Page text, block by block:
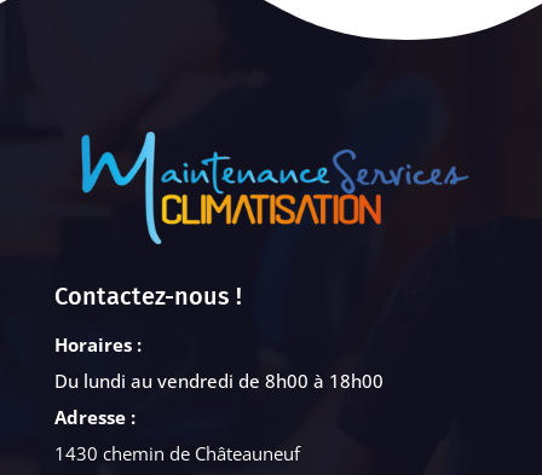
Contactez-nous !
Horaires :
Du lundi au vendredi de 8h00 à 18h00
Adresse :
1430 chemin de Châteauneuf